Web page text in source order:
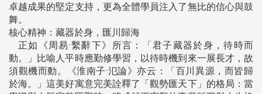
卓越成果的堅定支持，更為全體學員注入了無比的信心與鼓
舞。
核心精神：藏器於身，匯川歸海
正如《周易·繫辭下》所言：「君子藏器於身，待時而
動。」比喻人平時應勤修學習，以待時機到來一展長才，故
須觀機而動。《淮南子·氾論》亦云：「百川異源，而皆歸
於海。」這美好寓意完美詮釋了「觀勢匯天下」的格局：當